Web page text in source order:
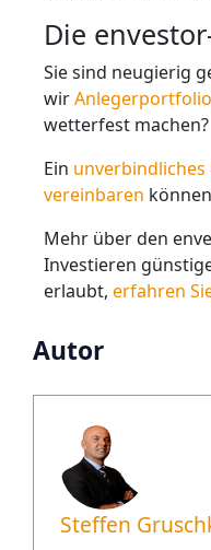
Die
Sie sind neugierig
wir
wetterfest machen?
Ein unverbindliches
vereinbaren
Mehr über den
Investieren
erlaubt, erfahren
Autor
Steffen